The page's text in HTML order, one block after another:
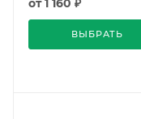
ВЫБРАТЬ